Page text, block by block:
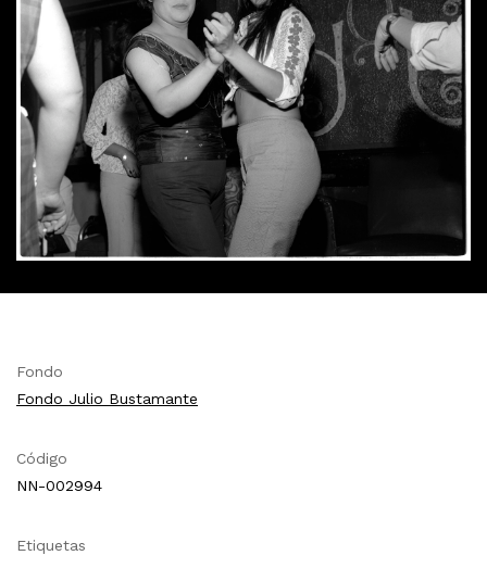
Fondo
Fondo Julio Bustamante
Código
NN-002994
Etiquetas